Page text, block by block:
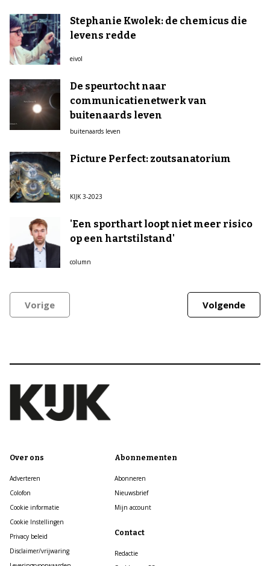
Stephanie Kwolek: de chemicus die
levens redde
eivol
De speurtocht naar
communicatienetwerk van
buitenaards leven
buitenaards leven
Picture Perfect: zoutsanatorium
KIJK 3-2023
'Een sporthart loopt niet meer risico
op een hartstilstand'
column
Vorige Volgende
Over ons
Adverteren
Colofon
Cookie informatie
Cookie Instellingen
Privacy beleid
Disclaimer/vrijwaring
Abonnementen
Abonneren
Nieuwsbrief
Mijn account
Contact
Redactie